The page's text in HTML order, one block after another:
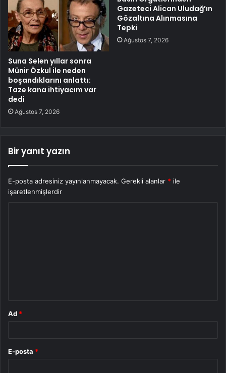
Suna Selen yıllar sonra
Münir Özkul ile neden
boşandıklarını anlattı:
Taze kana ihtiyacım var
dedi
Ağustos 7, 2026
Gazeteci Alican Uludağ’ın
Gözaltına Alınmasına
Tepki
Ağustos 7, 2026
Bir yanıt yazın
E-posta adresiniz yayınlanmayacak. Gerekli alanlar * ile
işaretlenmişlerdir
Ad *
E-posta *